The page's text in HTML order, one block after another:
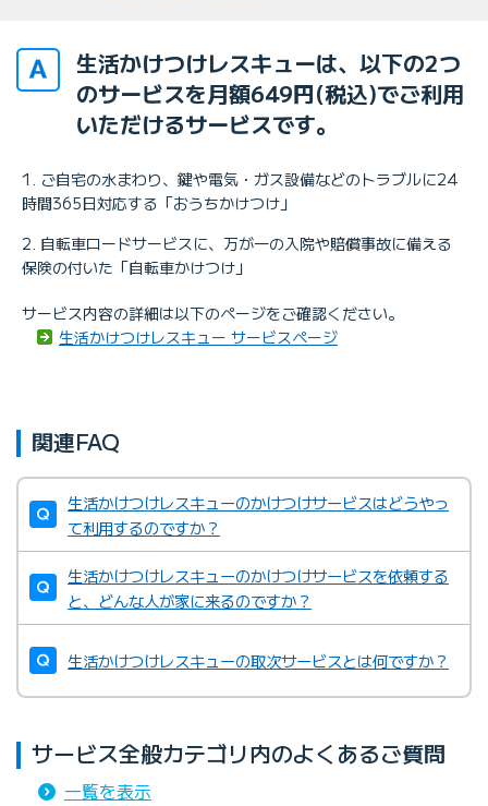
生活かけつけレスキューは、以下の2つ
のサービスを月額649円(税込)でご利用
いただけるサービスです。
ご自宅の水まわり、鍵や電気・ガス設備などのトラブルに24
時間365日対応する「おうちかけつけ」
自転車ロードサービスに、万が一の入院や賠償事故に備える
保険の付いた「自転車かけつけ」
サービス内容の詳細は以下のページをご確認ください。
生活かけつけレスキュー サービスページ
関連FAQ
生活かけつけレスキューのかけつけサービスはどうやっ
て利用するのですか？
生活かけつけレスキューのかけつけサービスを依頼する
と、どんな人が家に来るのですか？
生活かけつけレスキューの取次サービスとは何ですか？
サービス全般カテゴリ内のよくあるご質問
一覧を表示